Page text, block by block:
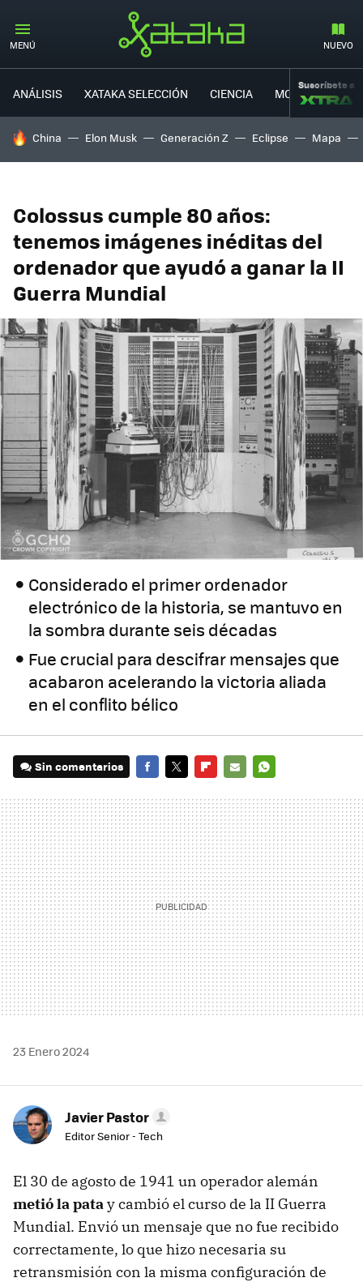
MENÚ NUEVO
ANÁLISIS XATAKA SELECCIÓN CIENCIA MOVILIDAD
Suscríbete a
HOY SE HABLA DE
China Elon Musk Generación Z Eclipse Mapa
Colossus cumple 80 años:
tenemos imágenes inéditas del
ordenador que ayudó a ganar la II
Guerra Mundial
Considerado el primer ordenador
electrónico de la historia, se mantuvo en
la sombra durante seis décadas
Fue crucial para descifrar mensajes que
acabaron acelerando la victoria aliada
en el conflito bélico
Sin comentarios
MAIL
23 Enero 2024
Javier Pastor
Editor Senior - Tech
El 30 de agosto de 1941 un operador alemán
metió la patay cambió el curso de la II Guerra
Mundial. Envió un mensaje que no fue recibido
correctamente, lo que hizo necesaria su
retransmisión con la misma configuración de